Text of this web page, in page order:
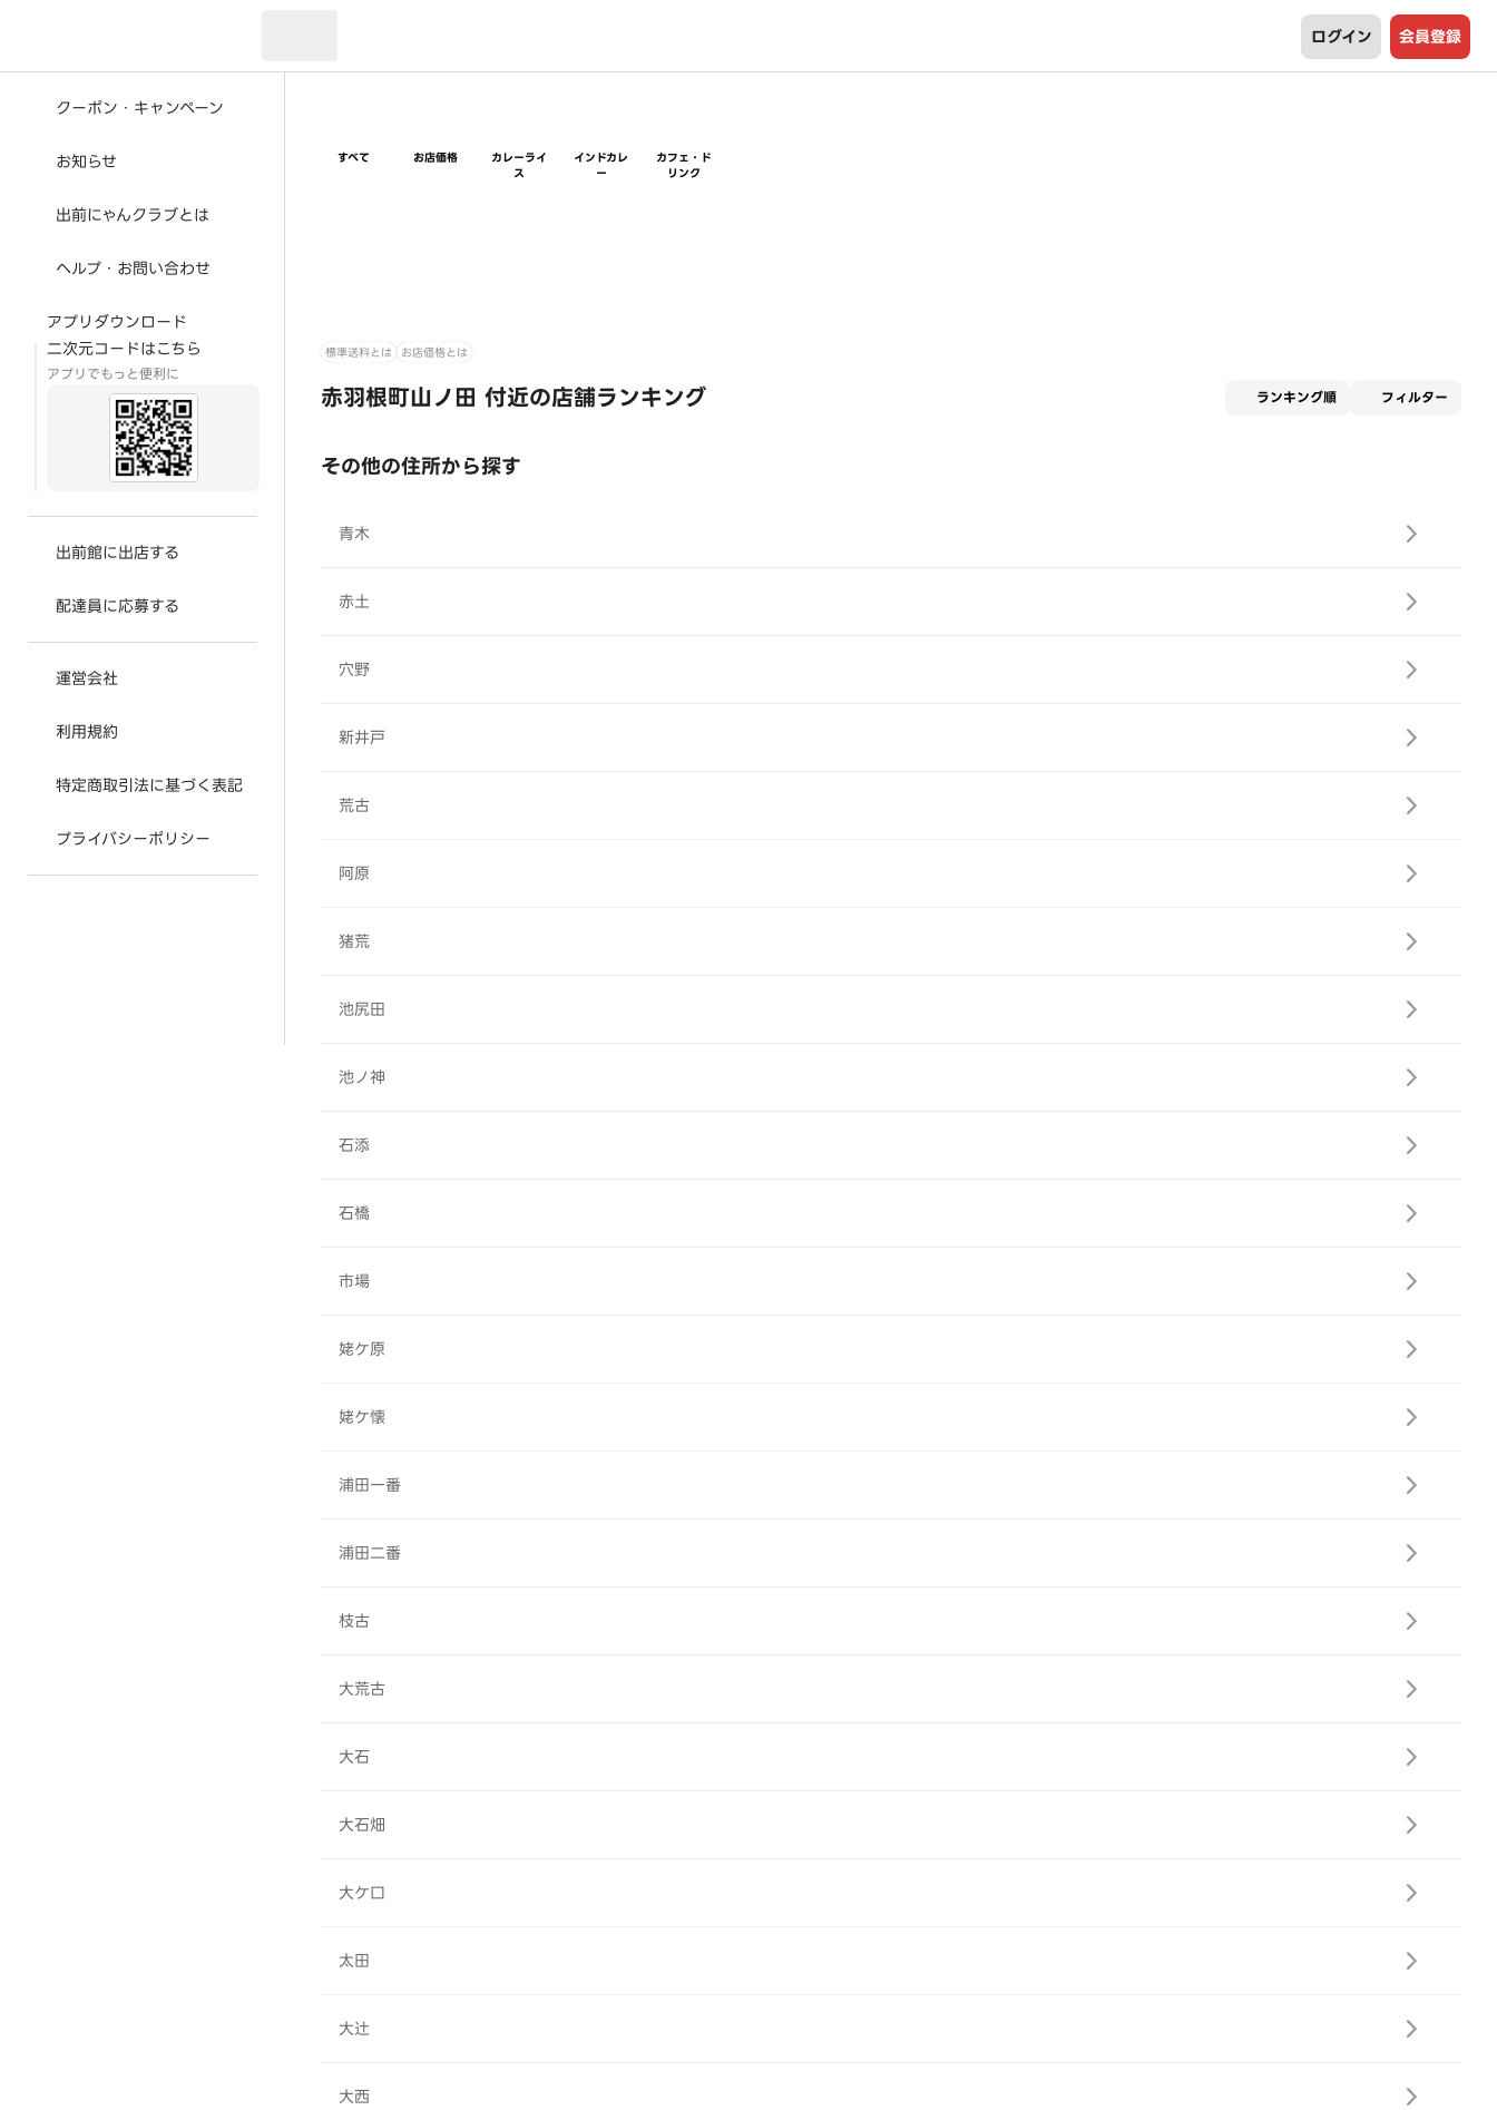
ログイン 会員登録
クーポン・キャンペーン
お知らせ
出前にゃんクラブとは
ヘルプ・お問い合わせ
アプリダウンロード
二次元コードはこちら
アプリでもっと便利に
出前館に出店する
配達員に応募する
運営会社
利用規約
特定商取引法に基づく表記
プライバシーポリシー
すべて お店価格
カレーライ
ス
インドカレ
ー
カフェ・ド
リンク
標準送料とは お店価格とは
赤羽根町山ノ田 付近の店舗ランキング ランキング順 フィルター
その他の住所から探す
青木
赤土
穴野
新井戸
荒古
阿原
猪荒
池尻田
池ノ神
石添
石橋
市場
姥ケ原
姥ケ懐
浦田一番
浦田二番
枝古
大荒古
大石
大石畑
大ケ口
太田
大辻
大西